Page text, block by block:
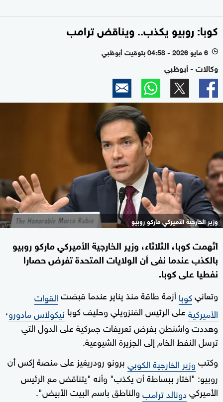
كوبا: روبيو يكذب.. ويناقض ترامب
l 6 مايو 2026 - 04:58 بتوقيت أبوظبي
وكالات - أبوظبي
وزير الخارجية الأميركي ماركو روبيو
اتّهمت كوبا، الثلاثاء، وزير الخارجية الأميركي ماركو روبيو
بالكذب عندما نفى أن الولايات المتحدة تفرض حصارا
نفطيا على كوبا.
وتعانيكوباأزمة طاقة منذ يناير عندما قبضتالقوات
الأميركيةعلى الرئيس الفنزويلي وحليف كوبا نيكولاس مادورو،
وهددت واشنطن بفرض تعريفات جمركية على الدول التي
ترسل النفط الخام إلى الجزيرة الشيوعية.
وكتبوزير الخارجية الكوبيبرونو رودريغيز على منصة إكس أن
روبيو: "اختار ببساطة أن يكذب" وأنه "يتناقض مع الرئيس
الأميركيدونالد ترامبوالناطق باسم البيت الأبيض".